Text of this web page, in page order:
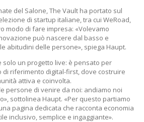
del Salone, The Vault ha portato sul
di startup italiane, tra cui WeRoad,
modo di fare impresa: «Volevamo
può nascere dal basso e
abitudini delle persone», spiega Haupt.
solo un progetto live: è pensato per
di riferimento digital-first, dove costruire
attiva e coinvolta.
persone di venire da noi: andiamo noi
sottolinea Haupt. «Per questo partiamo
pagina dedicata che racconta economia
inclusivo, semplice e ingaggiante».